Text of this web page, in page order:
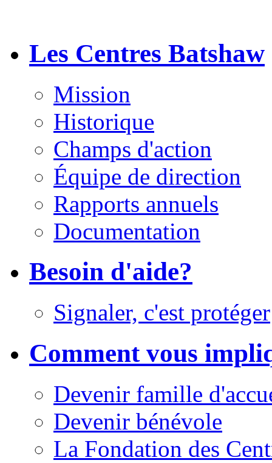
Les Centres Batshaw
Mission
Historique
Champs d'action
Équipe de direction
Rapports annuels
Documentation
Besoin d'aide?
Signaler, c'est protéger
Comment vous
Devenir famille
Devenir bénévole
La Fondation des